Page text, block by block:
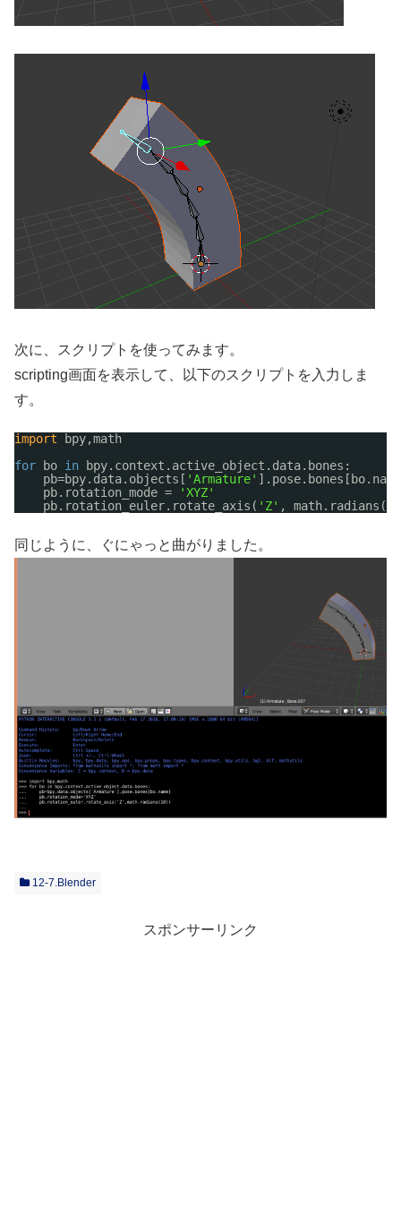
次に、スクリプトを使ってみます。
scripting画面を表示して、以下のスクリプトを入力しま
す。
import
bpy,math
for
bo in
bpy.context.active_object.data.bones:
pb=bpy.data.objects[ 'Armature'
pb.rotation_mode =
'XYZ'
pb.rotation_euler.rotate_axis( 'Z' ,
同じように、ぐにゃっと曲がりました。
12-7.Blender
スポンサーリンク